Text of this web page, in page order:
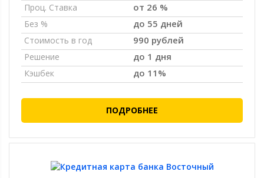
Проц. Ставка от 26 %
Без % до 55 дней
Стоимость в год 990 рублей
Решение до 1 дня
Кэшбек до 11%
ПОДРОБНЕЕ